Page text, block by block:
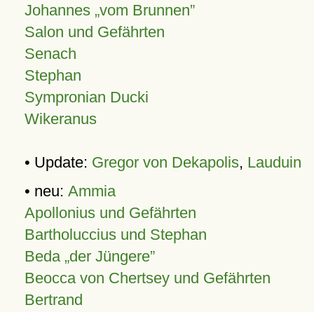
Johannes vom Brunnen
Salon und Gefährten
Senach
Stephan
Sympronian Ducki
Wikeranus
• Update: Gregor von Dekapolis, Lauduin
• neu: Ammia
Apollonius und Gefährten
Bartholuccius und Stephan
Beda „der Jüngere”
Beocca von Chertsey und Gefährten
Bertrand